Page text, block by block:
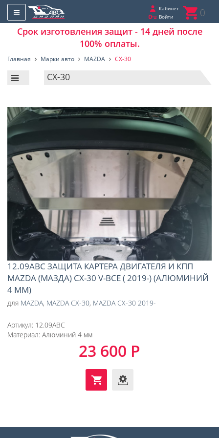
Кабинет
Войти
0
Срок изготовления защит - 14 дней после
100% оплаты.
Главная Марки авто MAZDA CX-30
CX-30
12.09ABC ЗАЩИТА КАРТЕРА ДВИГАТЕЛЯ И КПП
MAZDA (МАЗДА) CX-30 V-ВСЕ ( 2019-) (АЛЮМИНИЙ
4 ММ)
для MAZDA, MAZDA CX-30, MAZDA CX-30 2019-
Артикул: 12.09ABC
Материал: Алюминий 4 мм
23 600 Р